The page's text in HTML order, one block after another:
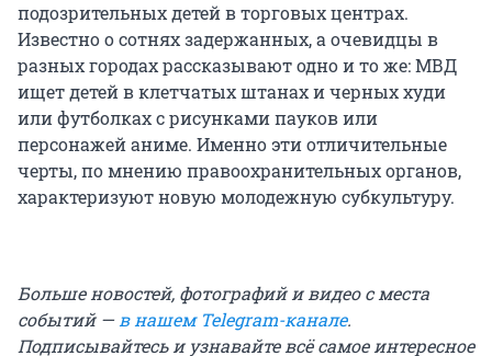
подозрительных детей в торговых центрах.
Известно о сотнях задержанных, а очевидцы в
разных городах рассказывают одно и то же: МВД
ищет детей в клетчатых штанах и черных худи
или футболках с рисунками пауков или
персонажей аниме. Именно эти отличительные
черты, по мнению правоохранительных органов,
характеризуют новую молодежную субкультуру.
Больше новостей, фотографий и видео с места
событий —в нашем Telegram-канале.
Подписывайтесь и узнавайте всё самое интересное